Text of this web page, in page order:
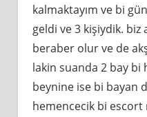
kalmaktayım ve bi
geldi ve 3 kişiydik. biz
beraber olur ve de
lakin suanda 2 bay bi
beynine ise bi bayan
hemencecik bi